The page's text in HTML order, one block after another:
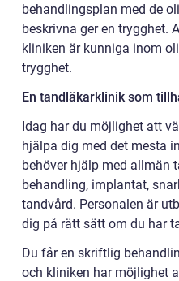
behandlingsplan med de
beskrivna ger en trygghet.
kliniken är kunniga inom
trygghet.
En tandläkarklinik som
Idag har du möjlighet att
hjälpa dig med det mesta
behöver hjälp med allmän
behandling, implantat,
tandvård. Personalen är
dig på rätt sätt om du har
Du får en skriftlig
och kliniken har möjlighet